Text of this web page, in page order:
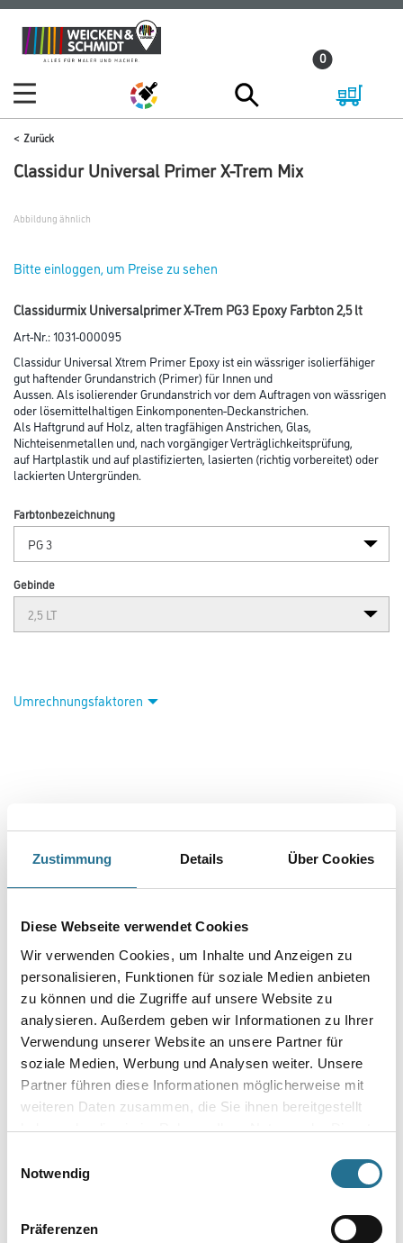
Zustimmung Details Über Cookies
Diese Webseite verwendet Cookies
Wir verwenden Cookies, um Inhalte und Anzeigen zu
personalisieren, Funktionen für soziale Medien anbieten
zu können und die Zugriffe auf unsere Website zu
analysieren. Außerdem geben wir Informationen zu Ihrer
Verwendung unserer Website an unsere Partner für
soziale Medien, Werbung und Analysen weiter. Unsere
Partner führen diese Informationen möglicherweise mit
weiteren Daten zusammen, die Sie ihnen bereitgestellt
haben oder die sie im Rahmen Ihrer Nutzung der Dienste
Notwendig
Präferenzen
Zum
Inhalt
Zum
Navigationsmenü
0
Zurück
Classidur Universal Primer X-Trem Mix
Abbildung ähnlich
Bitte einloggen, um Preise zu sehen
Classidurmix Universalprimer X-Trem PG3 Epoxy Farbton 2,5 lt
Art-Nr.:1031-000095
Classidur Universal Xtrem Primer Epoxy ist ein wässriger isolierfähiger
gut haftender Grundanstrich (Primer) für Innen und
Aussen. Als isolierender Grundanstrich vor dem Auftragen von wässrigen
oder lösemittelhaltigen Einkomponenten-Deckanstrichen.
Als Haftgrund auf Holz, alten tragfähigen Anstrichen, Glas,
Nichteisenmetallen und, nach vorgängiger Verträglichkeitsprüfung,
auf Hartplastik und auf plastifizierten, lasierten (richtig vorbereitet) oder
lackierten Untergründen.
Farbtonbezeichnung
Gebinde
Umrechnungsfaktoren
Produkteigenschaft
- Ausgezeichnete Fleckenisolierung (Holz-Inhaltstoffe, Nikotin,
durchgetrocknetet Wasserflecken*, Russ, usw.)
- Ausgezeichnete Haftung
- Verträglich mit allen wässerigen oder lösemittelhaltigen
Einkomponenten- Deckanstrichen
- Schnelle Durchhärtung
- Guter Verlauf
- Isolierfähiger Untergrund vor Tapetenanwendung
GEFAHRENHINWEISE
SPEZIFIKATIONEN